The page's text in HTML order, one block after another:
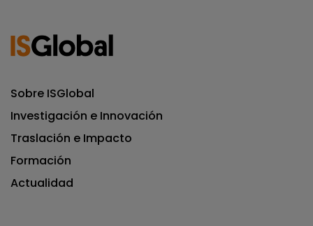
Sobre ISGlobal
Investigación e Innovación
Traslación e Impacto
Formación
Actualidad